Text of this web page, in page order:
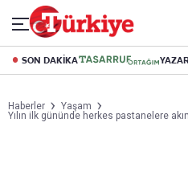
SON DAKİKA
Haberler
Yaşam
Yılın ilk gününde herkes pastanelere